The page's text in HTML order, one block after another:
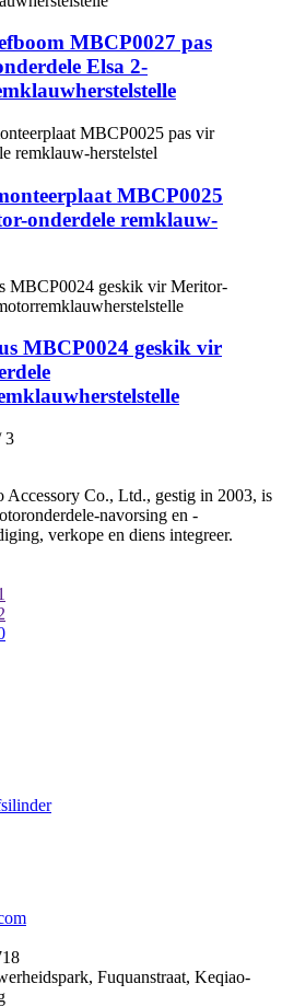
MBCP0027 pas
Elsa 2-
MBCP0025
onderdele remklauw-
MBCP0024 geskik vir
3
Accessory Co., Ltd., gestig in 2003, is
navorsing en -
verkope en diens integreer.
Fuquanstraat, Keqiao-